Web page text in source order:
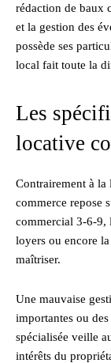
rédaction de baux
et la gestion des
possède ses
local fait toute la
Les
locative
Contrairement à la
commerce repose
commercial 3-6-9,
loyers ou encore
maîtriser.
Une mauvaise
importantes ou
spécialisée veille
intérêts du